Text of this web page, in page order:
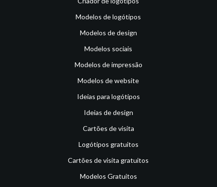
Modelos de logótipos
Modelos de design
Modelos sociais
Modelos de impressão
Modelos de website
Ideias para logótipos
Ideias de design
Cartões de visita
Logótipos gratuitos
Cartões de visita gratuitos
Modelos Gratuitos